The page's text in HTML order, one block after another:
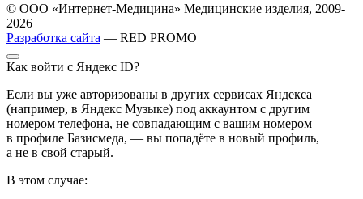
© ООО «Интернет-Медицина» Медицинские изделия, 2009-
2026
Разработка сайта — RED PROMO
Как войти с Яндекс ID?
Если вы уже авторизованы в других сервисах Яндекса
(например, в Яндекс Музыке) под аккаунтом с другим
номером телефона, не совпадающим с вашим номером
в профиле Базисмеда, — вы попадёте в новый профиль,
а не в свой старый.
В этом случае: